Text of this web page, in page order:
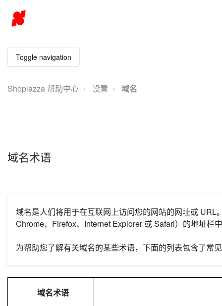
Toggle navigation
Shoplazza 帮助中心 设置 域名
域名术语
域名是人们将用于在互联网上访问您的网站的网址或 URL
Chrome、Firefox、Internet Explorer 或 Safari）的地址栏
为帮助您了解有关域名的某些术语，下面的列表包含了常
域名术语